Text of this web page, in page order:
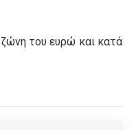
του ευρώ και κατά